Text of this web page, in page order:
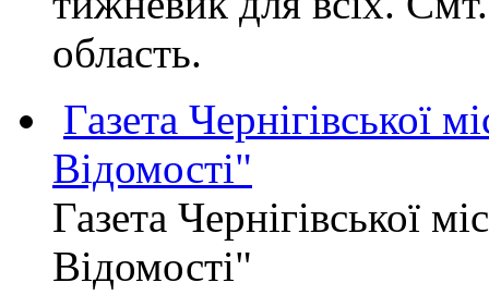
область.
Газета Чернігівської
Відомості"
Газета Чернігівської
Відомості"